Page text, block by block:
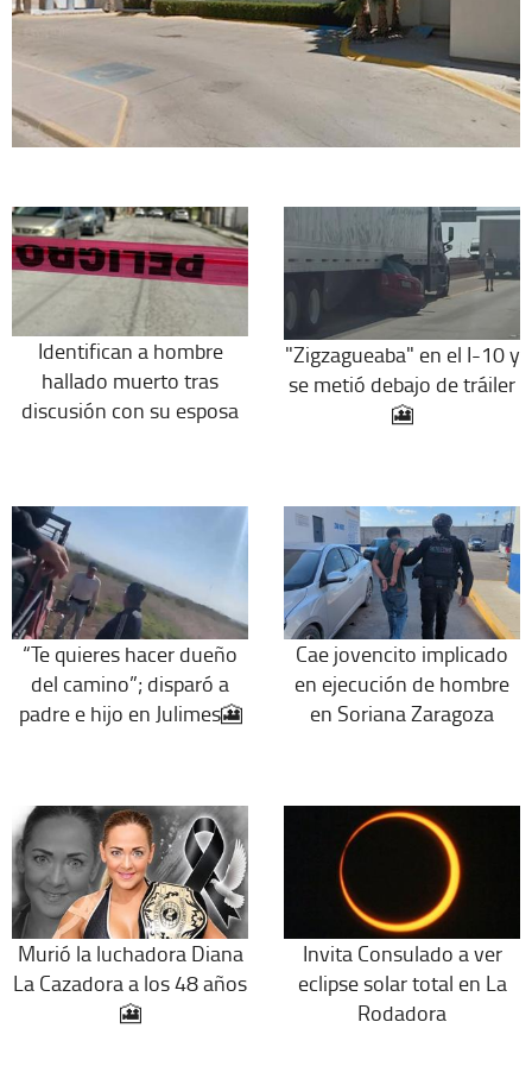
Identifican a hombre
hallado muerto tras
discusión con su esposa
"Zigzagueaba" en el I-10 y
se metió debajo de tráiler
🎦
“Te quieres hacer dueño
del camino”; disparó a
padre e hijo en Julimes🎦
Cae jovencito implicado
en ejecución de hombre
en Soriana Zaragoza
Murió la luchadora Diana
La Cazadora a los 48 años
🎦
Invita Consulado a ver
eclipse solar total en La
Rodadora